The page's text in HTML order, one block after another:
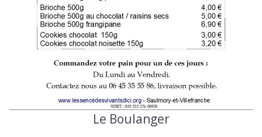
Le Boulanger